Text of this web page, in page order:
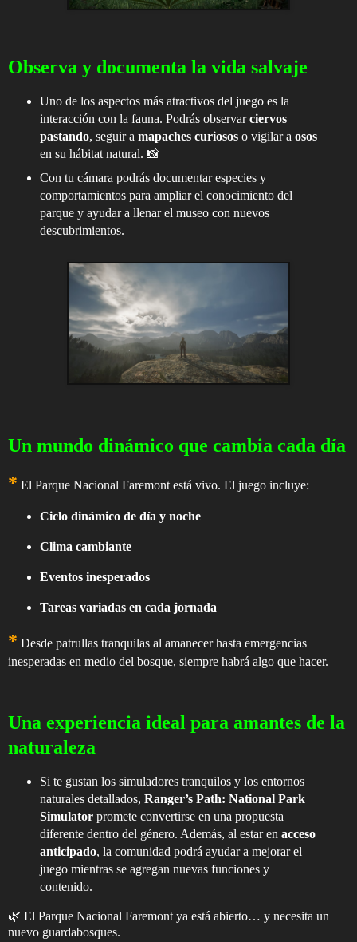
Observa y documenta la vida salvaje
Uno de los aspectos más atractivos del juego es la
interacción con la fauna. Podrás observarciervos
pastando, seguir a mapaches curiososo vigilar a osos
en su hábitat natural. 📸
Con tu cámara podrás documentar especies y
comportamientos para ampliar el conocimiento del
parque y ayudar a llenar el museo con nuevos
descubrimientos.
Un mundo dinámico que cambia cada día
* El Parque Nacional Faremont está vivo. El juego incluye:
Ciclo dinámico de día y noche
Clima cambiante
Eventos inesperados
Tareas variadas en cada jornada
* Desde patrullas tranquilas al amanecer hasta emergencias
inesperadas en medio del bosque, siempre habrá algo que hacer.
Una experiencia ideal para amantes de la
naturaleza
Si te gustan los simuladores tranquilos y los entornos
naturales detallados, Ranger’s Path: National Park
Simulatorpromete convertirse en una propuesta
diferente dentro del género. Además, al estar en acceso
anticipado, la comunidad podrá ayudar a mejorar el
juego mientras se agregan nuevas funciones y
contenido.
🌿 El Parque Nacional Faremont ya está abierto… y necesita un
nuevo guardabosques.